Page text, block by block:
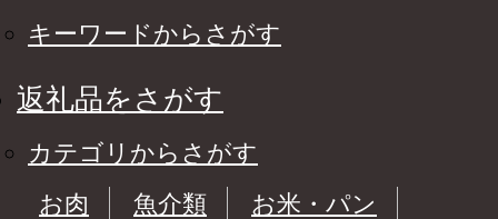
キーワードからさがす
返礼品をさがす
カテゴリからさがす
お肉
魚介類
お米・パン